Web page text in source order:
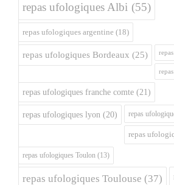
repas ufologiques Albi (55)
repas ufologiques argentine (18)
repas ufologiques Bordeaux (25)
repas ufologiques franche comte (21)
repas ufologiques lyon (20) repas
repas
repas ufologiques Toulon (13)
repas ufologiques Toulouse (37)